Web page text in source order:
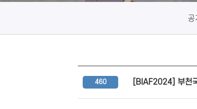
460 [BIAF2024] 부천